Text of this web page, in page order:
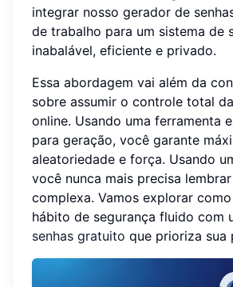
integrar nosso gerador de
de trabalho para um sistema de
inabalável, eficiente e privado.
Essa abordagem vai além da
sobre assumir o controle total
online. Usando uma ferramenta
para geração, você garante
aleatoriedade e força. Usando
você nunca mais precisa
complexa. Vamos explorar
hábito de segurança fluido com
senhas gratuito que prioriza sua